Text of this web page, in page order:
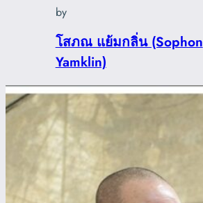
by
โสภณ แย้มกลิ่น (Sophon
Yamklin)